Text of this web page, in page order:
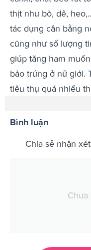
thịt như bò, dê,
tác dụng cân bằng
cũng như số lượng
giúp tăng ham
bào trứng ở nữ giới.
tiêu thụ quá nhiều
Bình luận
Chia sẻ nhận
Chưa